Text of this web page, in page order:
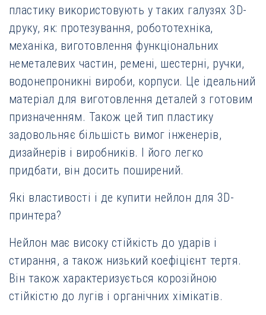
пластику використовують у таких галузях 3D-
друку, як: протезування, робототехніка,
механіка, виготовлення функціональних
неметалевих частин, ремені, шестерні, ручки,
водонепроникні вироби, корпуси. Це ідеальний
матеріал для виготовлення деталей з готовим
призначенням. Також цей тип пластику
задовольняє більшість вимог інженерів,
дизайнерів і виробників. І його легко
придбати, він досить поширений.
Які властивості і де купити нейлон для 3D-
принтера?
Нейлон має високу стійкість до ударів і
стирання, а також низький коефіцієнт тертя.
Він також характеризується корозійною
стійкістю до лугів і органічних хімікатів.